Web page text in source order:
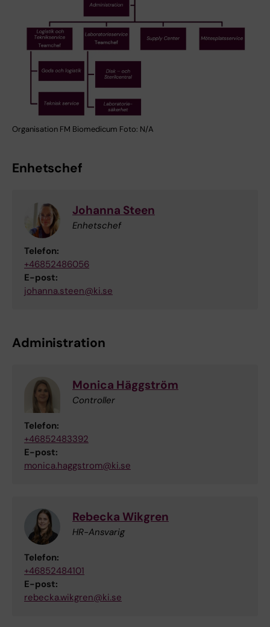
Organisation FM Biomedicum Foto: N/A
Enhetschef
Johanna Steen
Enhetschef
Telefon:
+46852486056
E-post:
johanna.steen@ki.se
Administration
Monica Häggström
Controller
Telefon:
+46852483392
E-post:
monica.haggstrom@ki.se
Rebecka Wikgren
HR-Ansvarig
Telefon:
+46852484101
E-post:
rebecka.wikgren@ki.se